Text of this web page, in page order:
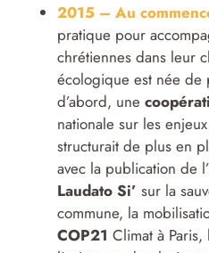
2015 – Au
pratique pour
chrétiennes dans leur
écologique est née de
d’abord, une
nationale sur les
structurait de plus en
avec la publication de
Laudato Si’ sur la
commune, la
COP21 Climat à